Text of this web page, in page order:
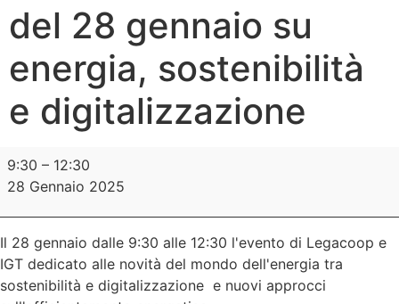
del 28 gennaio su
energia, sostenibilità
e digitalizzazione
9:30 – 12:30
28 Gennaio 2025
Il 28 gennaio dalle 9:30 alle 12:30 l'evento di Legacoop e
IGT dedicato alle novità del mondo dell'energia tra
sostenibilità e digitalizzazione e nuovi approcci